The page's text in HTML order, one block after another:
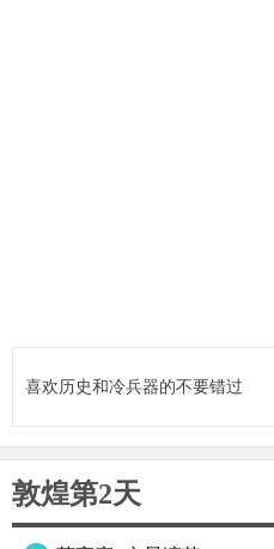
喜欢历史和冷兵器的不要错过
敦煌第2天